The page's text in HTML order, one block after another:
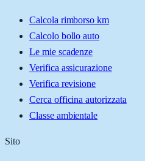
Calcola rimborso km
Calcolo bollo auto
Le mie scadenze
Verifica assicurazione
Verifica revisione
Cerca officina autorizzata
Classe ambientale
Sito